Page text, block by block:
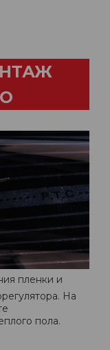
пленки и
На
пола.